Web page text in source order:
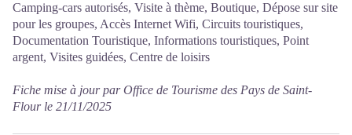
Camping-cars autorisés, Visite à thème, Boutique, Dépose sur site
pour les groupes, Accès Internet Wifi, Circuits touristiques,
Documentation Touristique, Informations touristiques, Point
argent, Visites guidées, Centre de loisirs
Fiche mise à jour par Office de Tourisme des Pays de Saint-
Flour le 21/11/2025